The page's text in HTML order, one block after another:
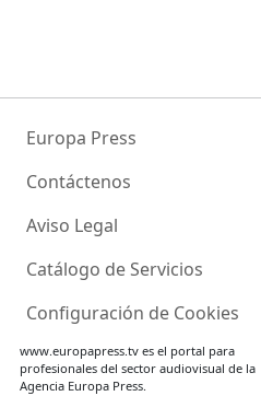
Europa Press
Contáctenos
Aviso Legal
Catálogo de Servicios
Configuración de Cookies
www.europapress.tves el portal para
profesionales del sector audiovisual de la
Agencia Europa Press.